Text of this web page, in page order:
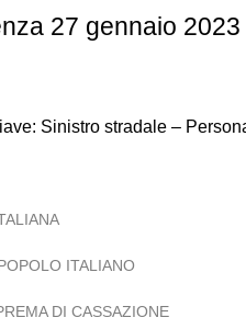
27 gennaio 2023
Sinistro stradale –
ITALIANO
DI CASSAZIONE